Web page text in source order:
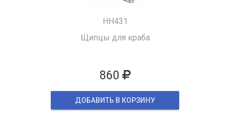
HH431
Щипцы для краба
860
ДОБАВИТЬ В КОРЗИНУ